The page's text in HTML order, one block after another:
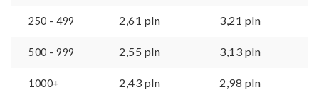
250 - 499 2,61 pln 3,21 pln
500 - 999 2,55 pln 3,13 pln
1000+ 2,43 pln 2,98 pln